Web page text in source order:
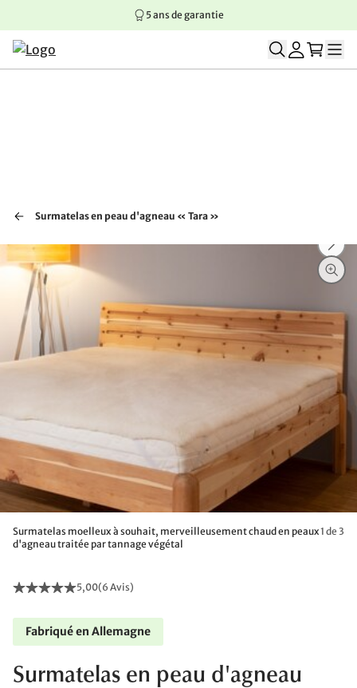
Aller au contenu principal
Aller à la navigation principale
Aller au pied de page
5 ans de garantie
Surmatelas en peau d'agneau « Tara »
Surmatelas moelleux à souhait, merveilleusement chaud en peaux
d'agneau traitée par tannage végétal
1 de 3
5,00(6 Avis)
Fabriqué en Allemagne
Surmatelas en peau d'agneau